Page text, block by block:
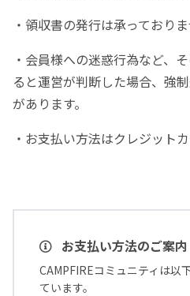
・領収書の発行は承っておりま
・会員様への迷惑行為など、
ると運営が判断した場合、強
があります。
・お支払い方法はクレジット
お支払い方法のご案内
CAMPFIREコミュニティは以
ています。